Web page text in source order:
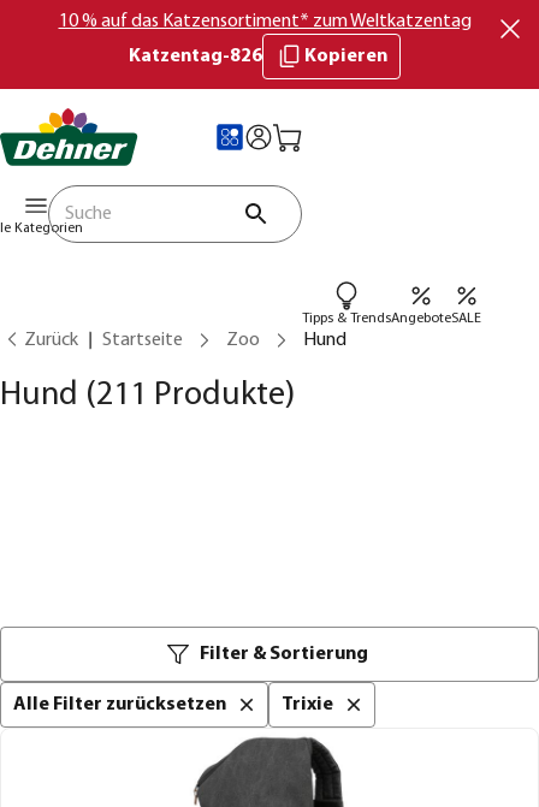
10 % auf das Katzensortiment* zum Weltkatzentag
Katzentag-826
Kopieren
Kategorien
Tipps & TrendsAngeboteSALE
Zurück Startseite Zoo Hund
Hund (211 Produkte)
Filter & Sortierung
Alle Filter zurücksetzen Trixie